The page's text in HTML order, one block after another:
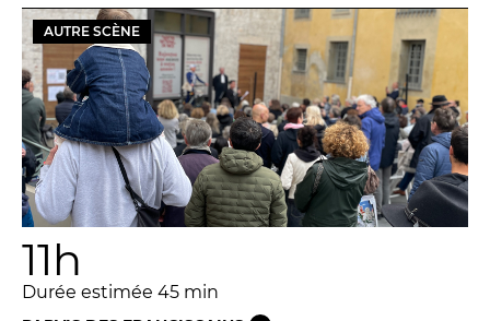
AUTRE SCÈNE
11h
Durée estimée 45 min